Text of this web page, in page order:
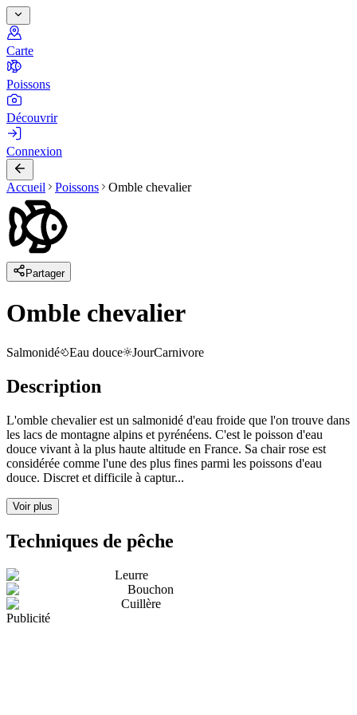
Carte
Poissons
Découvrir
Connexion
Accueil Poissons Omble chevalier
Partager
Omble chevalier
Salmonidé Eau douce JourCarnivore
Description
L'omble chevalier est un salmonidé d'eau froide que l'on trouve dans
les lacs de montagne alpins et pyrénéens. C'est le poisson d'eau
douce vivant à la plus haute altitude en France. Sa chair rose est
considérée comme l'une des plus fines parmi les poissons d'eau
douce. Discret et difficile à captur...
Voir plus
Techniques de pêche
Leurre
Bouchon
Cuillère
Publicité